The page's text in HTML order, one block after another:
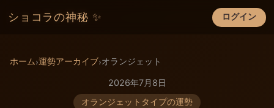
ショコラの神秘 ✨ ログイン
×
ホーム›運勢アーカイブ›オランジェット
2026年7月8日
オランジェットタイプの運勢